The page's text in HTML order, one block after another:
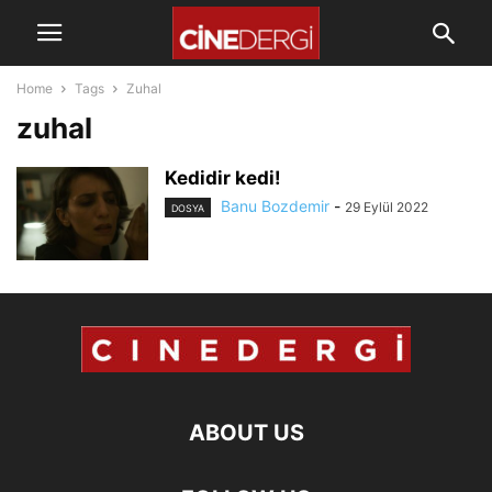
Home Tags Zuhal
zuhal
Kedidir kedi!
DOSYA Banu Bozdemir - 29 Eylül 2022
ABOUT US